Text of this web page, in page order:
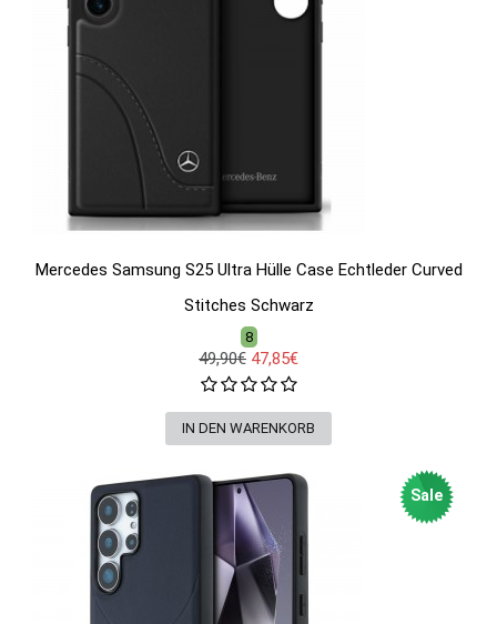
Mercedes Samsung S25 Ultra Hülle Case Echtleder Curved
Stitches Schwarz
8
49,90€ 47,85€
Sale